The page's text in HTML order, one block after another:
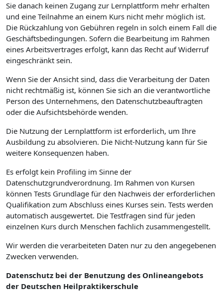
Sie danach keinen Zugang zur Lernplattform mehr erhalten
und eine Teilnahme an einem Kurs nicht mehr möglich ist.
Die Rückzahlung von Gebühren regeln in solch einem Fall die
Geschäftsbedingungen. Sofern die Bearbeitung im Rahmen
eines Arbeitsvertrages erfolgt, kann das Recht auf Widerruf
eingeschränkt sein.
Wenn Sie der Ansicht sind, dass die Verarbeitung der Daten
nicht rechtmäßig ist, können Sie sich an die verantwortliche
Person des Unternehmens, den Datenschutzbeauftragten
oder die Aufsichtsbehörde wenden.
Die Nutzung der Lernplattform ist erforderlich, um Ihre
Ausbildung zu absolvieren. Die Nicht-Nutzung kann für Sie
weitere Konsequenzen haben.
Es erfolgt kein Profiling im Sinne der
Datenschutzgrundverordnung. Im Rahmen von Kursen
können Tests Grundlage für den Nachweis der erforderlichen
Qualifikation zum Abschluss eines Kurses sein. Tests werden
automatisch ausgewertet. Die Testfragen sind für jeden
einzelnen Kurs durch Menschen fachlich zusammengestellt.
Wir werden die verarbeiteten Daten nur zu den angegebenen
Zwecken verwenden.
Datenschutz bei der Benutzung des Onlineangebots
der Deutschen Heilpraktikerschule